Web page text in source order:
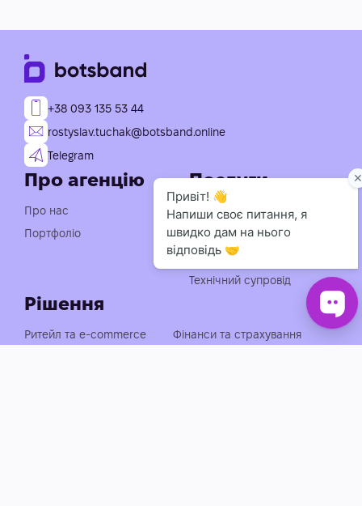
+38 093 135 53 44
rostyslav.tuchak@botsband.online
Telegram
Про агенцію
Про нас
Портфоліо
Рішення
Ритейл та e-commerce
Фінанси та страхування
Послуги
Індивідуальна розробка
чат-ботів
Консультація із
впровадження АІ
Технічний супровід